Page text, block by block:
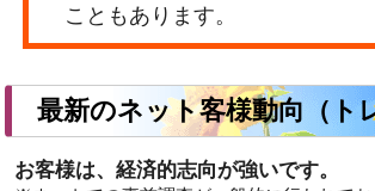
こともあります。
最新のネット客様動向（ト
お客様は、経済的志向が強いです。